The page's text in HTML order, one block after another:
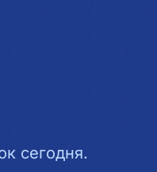
сегодня.